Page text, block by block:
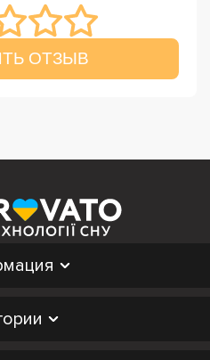
ОТЗЫВ